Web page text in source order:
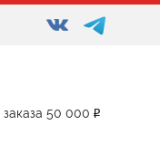
50 000